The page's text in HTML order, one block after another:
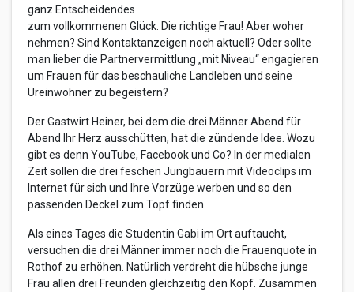
ganz Entscheidendes
zum vollkommenen Glück. Die richtige Frau! Aber woher
nehmen? Sind Kontaktanzeigen noch aktuell? Oder sollte
man lieber die Partnervermittlung „mit Niveau“ engagieren
um Frauen für das beschauliche Landleben und seine
Ureinwohner zu begeistern?
Der Gastwirt Heiner, bei dem die drei Männer Abend für
Abend Ihr Herz ausschütten, hat die zündende Idee. Wozu
gibt es denn YouTube, Facebook und Co? In der medialen
Zeit sollen die drei feschen Jungbauern mit Videoclips im
Internet für sich und Ihre Vorzüge werben und so den
passenden Deckel zum Topf finden.
Als eines Tages die Studentin Gabi im Ort auftaucht,
versuchen die drei Männer immer noch die Frauenquote in
Rothof zu erhöhen. Natürlich verdreht die hübsche junge
Frau allen drei Freunden gleichzeitig den Kopf. Zusammen